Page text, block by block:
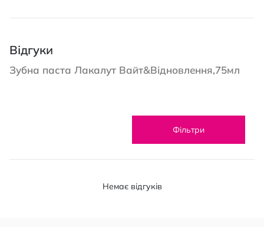
Відгуки
Зубна паста Лакалут Вайт&Відновлення,75мл
Фільтри
Немає відгуків